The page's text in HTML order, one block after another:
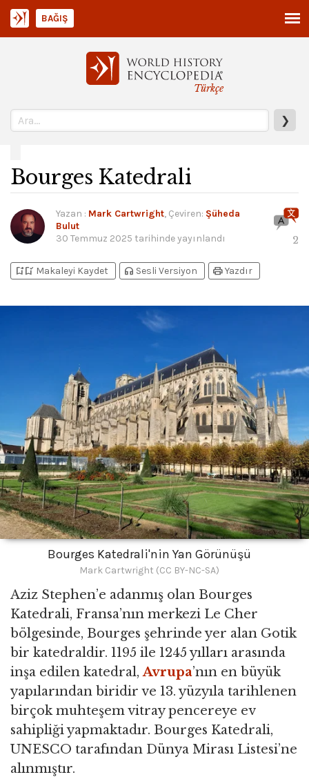
Türkçe
❯
BAĞIŞ
Bourges Katedrali
Yazan : Mark Cartwright, Çeviren: Şüheda
Bulut
30 Temmuz 2025 tarihinde yayınlandı 2
bookmark_addbookmark_added Makaleyi Kaydet headphones Sesli Versiyon printYazdır
Bourges Katedrali'nin Yan Görünüşü
Mark Cartwright (CC BY-NC-SA)
Aziz Stephen’e adanmış olan Bourges
Katedrali, Fransa’nın merkezi Le Cher
bölgesinde, Bourges şehrinde yer alan Gotik
bir katedraldir. 1195 ile 1245 yılları arasında
inşa edilen katedral,Avrupa’nın en büyük
yapılarından biridir ve 13. yüzyıla tarihlenen
birçok muhteşem vitray pencereye ev
sahipliği yapmaktadır. Bourges Katedrali,
UNESCO tarafından Dünya Mirası Listesi’ne
alınmıştır.